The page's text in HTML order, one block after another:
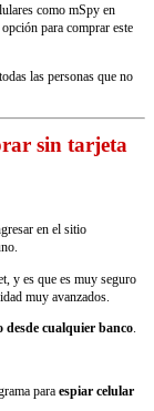
como mSpy en
para comprar este
las personas que no
sin tarjeta
en el sitio
y es que es muy seguro
muy avanzados.
desde cualquier banco.
para espiar celular